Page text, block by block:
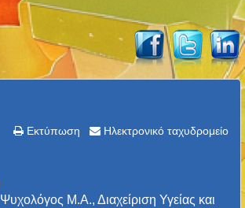
Εκτύπωση Ηλεκτρονικό ταχυδρομείο
Μ.Α., Διαχείριση Υγείας και